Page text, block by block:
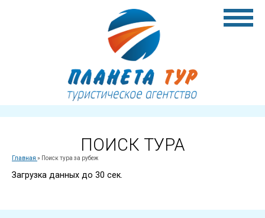
ПОИСК ТУРА
Главная » Поиск тура за рубеж
Загрузка данных до 30 сек.